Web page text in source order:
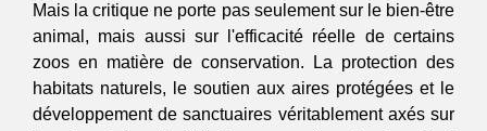
Mais la critique ne porte pas seulement sur le bien-être
animal, mais aussi sur l'efficacité réelle de certains
zoos en matière de conservation. La protection des
habitats naturels, le soutien aux aires protégées et le
développement de sanctuaires véritablement axés sur